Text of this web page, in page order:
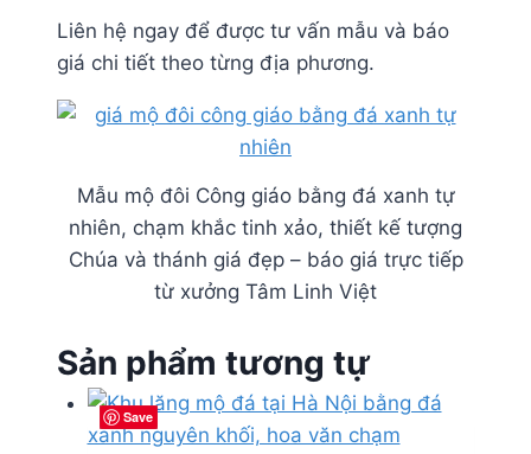
Liên hệ ngay để được tư vấn mẫu và báo
giá chi tiết theo từng địa phương.
Mẫu mộ đôi Công giáo bằng đá xanh tự
nhiên, chạm khắc tinh xảo, thiết kế tượng
Chúa và thánh giá đẹp – báo giá trực tiếp
từ xưởng Tâm Linh Việt
Sản phẩm tương tự
Save
Save
Save
Save